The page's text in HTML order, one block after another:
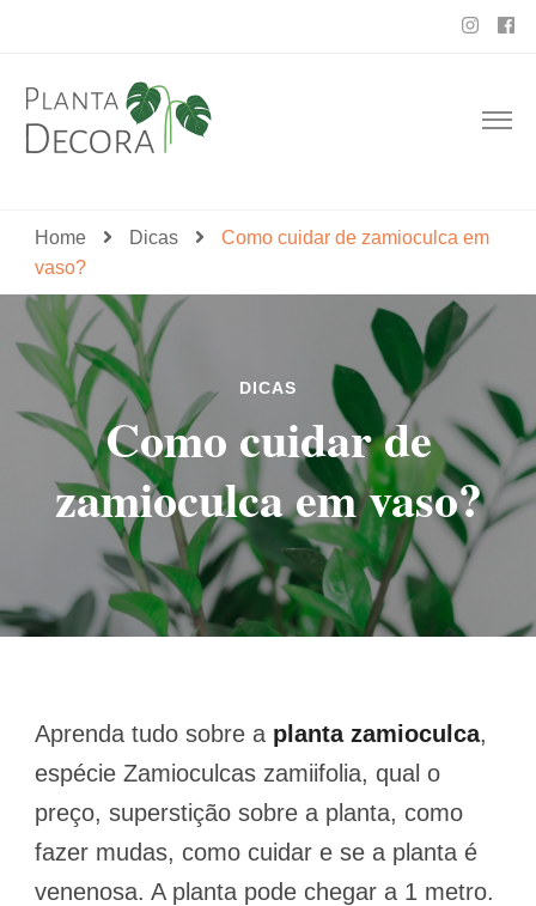
Planta Decora
Home Dicas
Como cuidar de zamioculca em
vaso?
DICAS
Como cuidar de
zamioculca em vaso?
Aprenda tudo sobre a planta zamioculca,
espécie Zamioculcas zamiifolia, qual o
preço, superstição sobre a planta, como
fazer mudas, como cuidar e se a planta é
venenosa. A planta pode chegar a 1 metro.